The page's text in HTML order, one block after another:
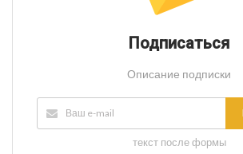
Подписаться
Описание подписки
текст после формы